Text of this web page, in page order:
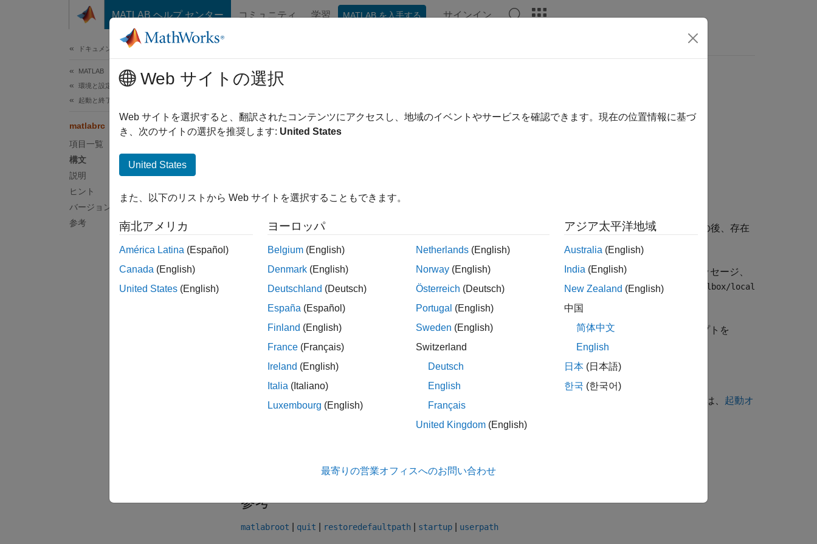
コンテンツへスキップ
MATLAB ヘルプ センター コミュニティ 学習 MATLAB を入手する サインイン
ドキュメンテーションのホーム
MATLAB
環境と設定
起動と終了
matlabrc
項目一覧
構文
説明
ヒント
バージョン履歴
参考
matlabrc
システム管理者が定義するMATLAB の開始スクリプト
説明
matlabrc は MATLAB プログラムを初期化します。開始時に MATLAB は自動的にmatlabrcを実行し、その後、存在
複数のユーザーやネットワークされたシステムを管理しているシステム管理者は、matlabrc
を変更してメッセージ、
定義、すべてのユーザーに適用されるその他のコードを追加します。
matlabrcスクリプトはmatlabroot /toolbox/local
個別のシステムでは、startup スクリプトを使用して MATLAB の開始をカスタマイズします。このスクリプトを
userpathフォルダーに置きます。
コマンド プロンプトで定義したオプションを使用して MATLAB を開始することもできます。詳細については、 起動オ
R2006a より前に導入
参考
matlabroot quit restoredefaultpath startup userpath
Web サイトの選択
Web サイトを選択すると、翻訳されたコンテンツにアクセスし、地域のイベントやサービスを確認できます。現在の位置情報に基づ
き、次のサイトの選択を推奨します: United States
United States
また、以下のリストから Web サイトを選択することもできます。
南北アメリカ
América Latina (Español)
Canada (English)
United States (English)
ヨーロッパ
Belgium (English)
Denmark (English)
Deutschland (Deutsch)
España (Español)
Finland (English)
France (Français)
Ireland (English)
Italia (Italiano)
Luxembourg (English)
Netherlands (English)
Norway (English)
Österreich (Deutsch)
Portugal (English)
Sweden (English)
Switzerland
Deutsch
English
Français
United Kingdom (English)
アジア太平洋地域
Australia (English)
India (English)
New Zealand (English)
中国
简体中文
English
日本 (日本語)
한국 (한국어)
最寄りの営業オフィスへのお問い合わせ